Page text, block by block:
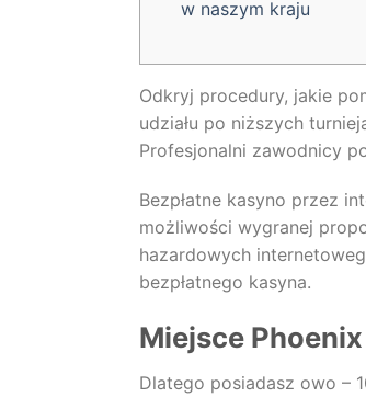
w naszym kraju
Odkryj procedury, jakie
udziału po niższych
Profesjonalni zawodnicy
Bezpłatne kasyno przez
możliwości wygranej
hazardowych
bezpłatnego kasyna.
Miejsce
Dlatego posiadasz owo –